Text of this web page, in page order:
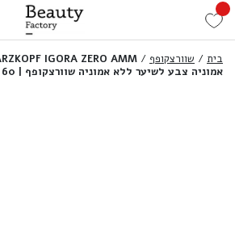
בית / שוורצקופף /
אמוניה צבע לשיער ללא אמוניה שוורצקופף | 60 מ”ל